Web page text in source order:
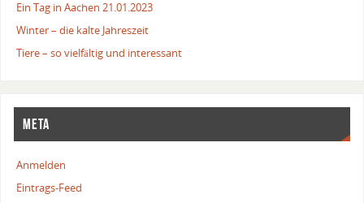
Ein Tag in Aachen 21.01.2023
Winter – die kalte Jahreszeit
Tiere – so vielfältig und interessant
META
Anmelden
Eintrags-Feed